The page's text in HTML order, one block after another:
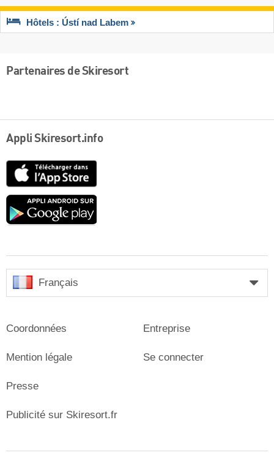
Hôtels : Ústí nad Labem
Partenaires de Skiresort
Appli Skiresort.info
Google
Français
Coordonnées
Mention légale
Presse
Entreprise
Se connecter
Publicité sur Skiresort.fr